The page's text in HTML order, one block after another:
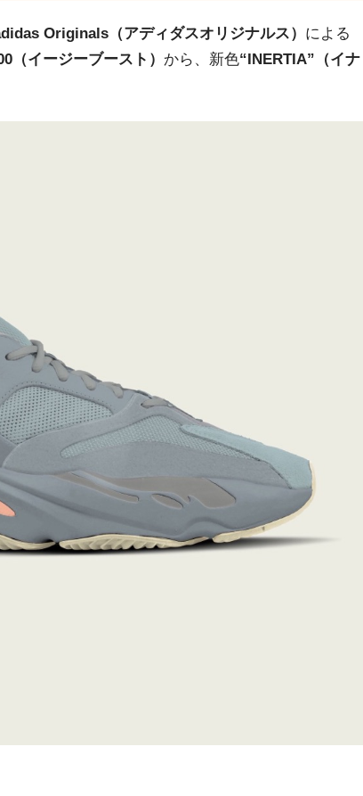
Originals（アディダスオリジナルス） による
（イージーブースト） から、新色“INERTIA”（イナ